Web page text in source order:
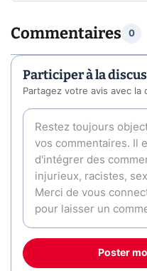
Commentaires 0
Participer à la
Partagez votre avis avec la
Poster